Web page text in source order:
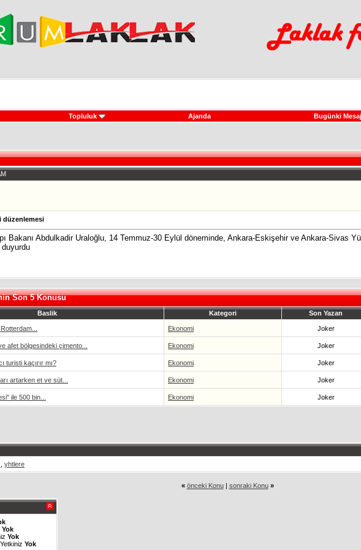
Topluluk Ajanda Bugünki
düzenlemesi
Bakanı Abdulkadir Uraloğlu, 14 Temmuz-30 Eylül döneminde, Ankara-Eskişehir ve Ankara-Sivas
Son 5 Konusu
Baslik Kategori Son Yazan
Ekonomi Joker
afet bölgesindeki çimento... Ekonomi Joker
turisti kaçırır mı? Ekonomi Joker
artarken et ve süt... Ekonomi Joker
ile 500 bin... Ekonomi Joker
yhtlere
« önceki Konu| sonraki Konu »
Yok
Yok
Yok